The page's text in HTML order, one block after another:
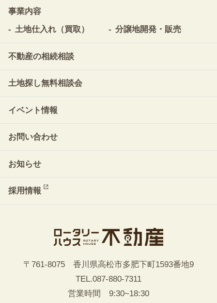
事業内容
土地仕入れ（買取）
分譲地開発・販売
不動産の相続相談
土地探し無料相談会
イベント情報
お問い合わせ
お知らせ
採用情報
〒761-8075 香川県高松市多肥下町1593番地9
TEL.087-880-7311
営業時間 9:30~18:30